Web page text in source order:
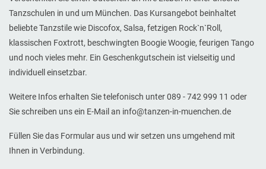
Tanzschulen in und um München. Das Kursangebot beinhaltet
beliebte Tanzstile wie Discofox, Salsa, fetzigen Rock`n`Roll,
klassischen Foxtrott, beschwingten Boogie Woogie, feurigen Tango
und noch vieles mehr. Ein Geschenkgutschein ist vielseitig und
individuell einsetzbar.
Weitere Infos erhalten Sie telefonisch unter 089 - 742 999 11 oder
Sie schreiben uns ein E-Mail an info@tanzen-in-muenchen.de
Füllen Sie das Formular aus und wir setzen uns umgehend mit
Ihnen in Verbindung.